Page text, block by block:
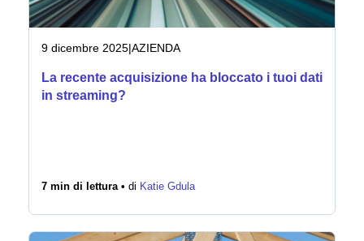
9 dicembre 2025|AZIENDA
La recente acquisizione ha bloccato i tuoi dati
in streaming?
7 min di lettura • di Katie Gdula